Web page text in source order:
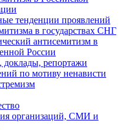
тенденции проявлений
в государствах СНГ
антисемитизм в
России
доклады, репортажи
по мотиву ненависти
организаций, СМИ и